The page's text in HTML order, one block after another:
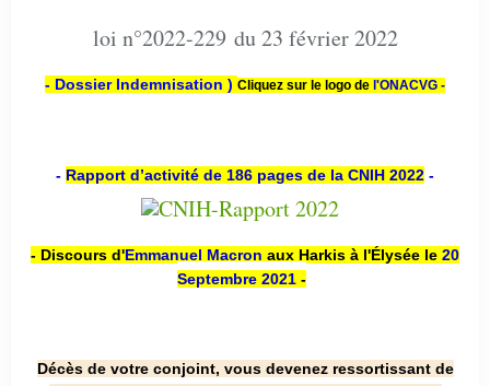
loi n°2022-229 du 23 février 2022
- Dossier Indemnisation ) Cliquez sur le logo de l'ONACVG -
- Rapport d’activité de 186 pages de la CNIH 2022 -
- Discours d'Emmanuel Macron aux Harkis à l'Élysée le 20
Septembre 2021 -
Décès de votre conjoint, vous devenez ressortissant de